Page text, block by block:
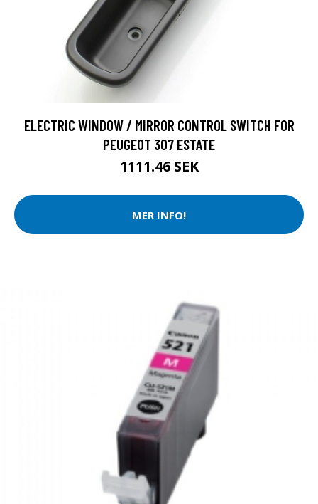
ELECTRIC WINDOW / MIRROR CONTROL SWITCH FOR
PEUGEOT 307 ESTATE
1111.46 SEK
MER INFO!